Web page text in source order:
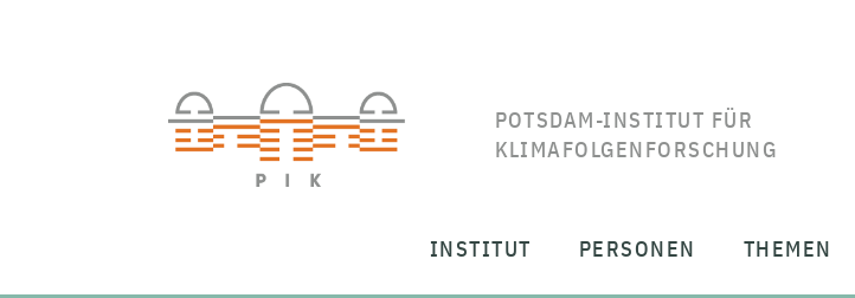
POTSDAM-INSTITUT FÜR
KLIMAFOLGENFORSCHUNG
INSTITUT PERSONEN THEMEN